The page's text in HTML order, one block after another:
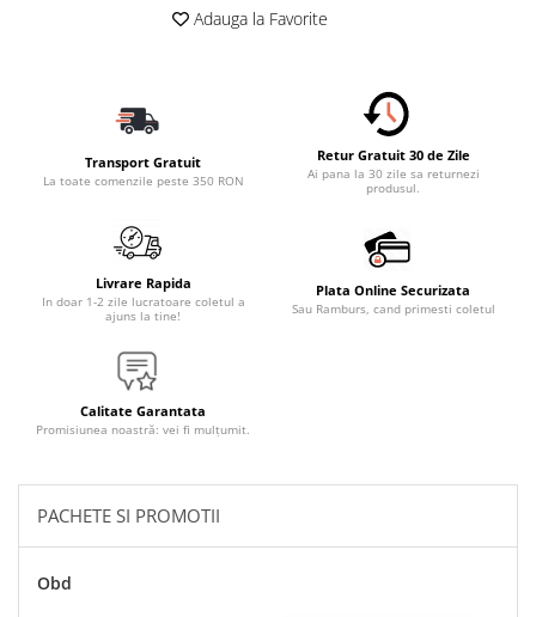
Accesorii Siguranta Auto
Incarcatoare Auto
Accesorii pentru Roti si Anvelope
Organizatoare Auto
Iluminat Auto
Proiectoare
Becuri Auto
Piese Auto
Piese Caroserie
Amortizoare Capota
Adauga la Favorite
Transport Gratuit
La toate comenzile peste 350 RON
Retur Gratuit 30 de Zile
Ai pana la 30 zile sa returnezi
produsul.
Livrare Rapida
In doar 1-2 zile lucratoare coletul a
ajuns la tine!
Plata Online Securizata
Sau Ramburs, cand primesti coletul
Calitate Garantata
Promisiunea noastră: vei fi mulțumit.
PACHETE SI PROMOTII
Obd